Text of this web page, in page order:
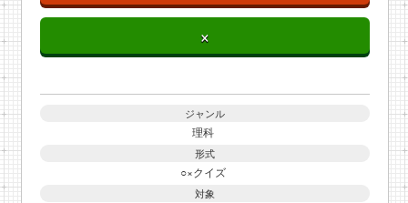
×
ジャンル
理科
形式
○×クイズ
対象